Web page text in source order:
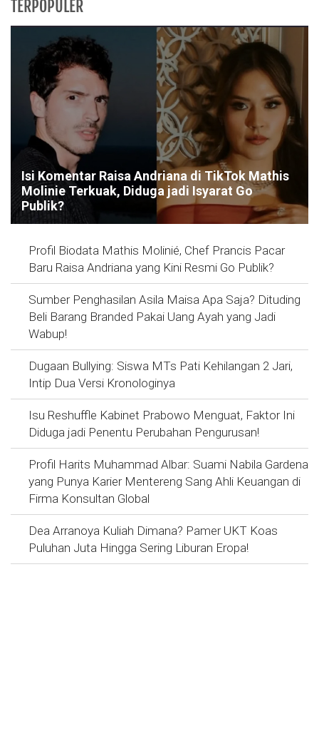
TERPOPULER
Isi Komentar Raisa Andriana di TikTok Mathis
Molinie Terkuak, Diduga jadi Isyarat Go
Publik?
Profil Biodata Mathis Molinié, Chef Prancis Pacar
Baru Raisa Andriana yang Kini Resmi Go Publik?
Sumber Penghasilan Asila Maisa Apa Saja? Dituding
Beli Barang Branded Pakai Uang Ayah yang Jadi
Wabup!
Dugaan Bullying: Siswa MTs Pati Kehilangan 2 Jari,
Intip Dua Versi Kronologinya
Isu Reshuffle Kabinet Prabowo Menguat, Faktor Ini
Diduga jadi Penentu Perubahan Pengurusan!
Profil Harits Muhammad Albar: Suami Nabila Gardena
yang Punya Karier Mentereng Sang Ahli Keuangan di
Firma Konsultan Global
Dea Arranoya Kuliah Dimana? Pamer UKT Koas
Puluhan Juta Hingga Sering Liburan Eropa!